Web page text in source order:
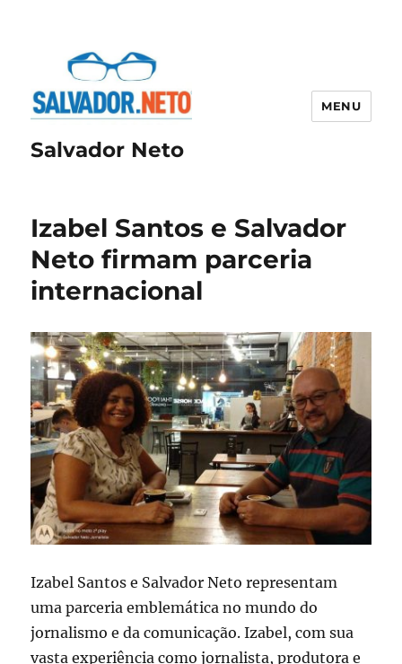
Salvador Neto
MENU
Izabel Santos e Salvador
Neto firmam parceria
internacional
Izabel Santos e Salvador Neto representam
uma parceria emblemática no mundo do
jornalismo e da comunicação. Izabel, com sua
vasta experiência como jornalista, produtora e